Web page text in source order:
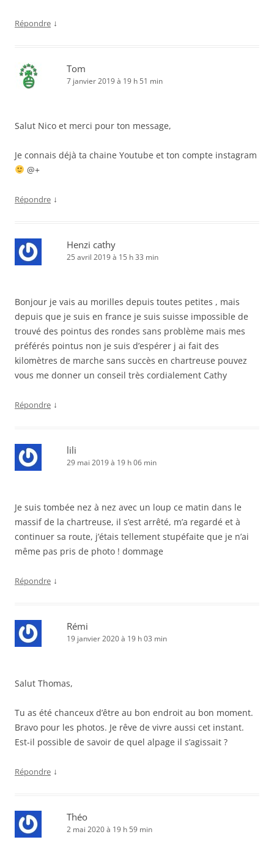
Répondre ↓
Tom
7 janvier 2019 à 19 h 51 min
Salut Nico et merci pour ton message,
Je connais déjà ta chaine Youtube et ton compte instagram
@+
Répondre ↓
Henzi cathy
25 avril 2019 à 15 h 33 min
Bonjour je vais au morilles depuis toutes petites , mais
depuis que je suis en france je suis suisse impossible de
trouvé des pointus des rondes sans problème mais mes
préférés pointus non je suis d’espérer j ai fait des
kilomètres de marche sans succès en chartreuse pouvez
vous me donner un conseil très cordialement Cathy
Répondre ↓
lili
29 mai 2019 à 19 h 06 min
Je suis tombée nez à nez avec un loup ce matin dans le
massif de la chartreuse, il s’est arrêté, m’a regardé et à
continuer sa route, j’étais tellement stupéfaite que je n’ai
même pas pris de photo ! dommage
Répondre ↓
Rémi
19 janvier 2020 à 19 h 03 min
Salut Thomas,
Tu as été chanceux d’être au bon endroit au bon moment.
Bravo pour les photos. Je rêve de vivre aussi cet instant.
Est-il possible de savoir de quel alpage il s’agissait ?
Répondre ↓
Théo
2 mai 2020 à 19 h 59 min